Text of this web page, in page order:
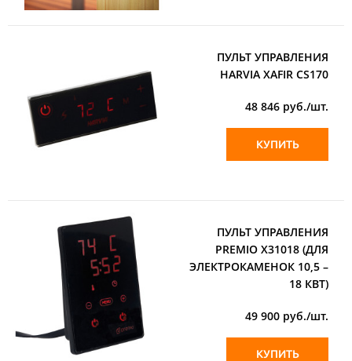
ПУЛЬТ УПРАВЛЕНИЯ
HARVIA XAFIR CS170
48 846 руб./шт.
КУПИТЬ
ПУЛЬТ УПРАВЛЕНИЯ
PREMIO X31018 (ДЛЯ
ЭЛЕКТРОКАМЕНОК 10,5 –
18 КВТ)
49 900 руб./шт.
КУПИТЬ